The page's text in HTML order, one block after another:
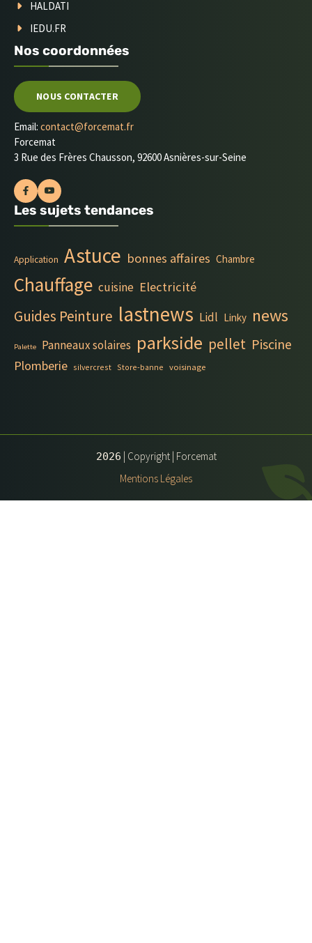
HALDATI
IEDU.FR
Nos coordonnées
NOUS CONTACTER
Email: contact@forcemat.fr
Forcemat
3 Rue des Frères Chausson, 92600 Asnières-sur-Seine
Les sujets tendances
Application Astuce bonnes affaires Chambre
Chauffage cuisine Electricité
Guides Peinture lastnews Lidl Linky news
Palette Panneaux solaires parkside pellet Piscine
Plomberie silvercrest Store-banne voisinage
2026 | Copyright | Forcemat
Mentions Légales